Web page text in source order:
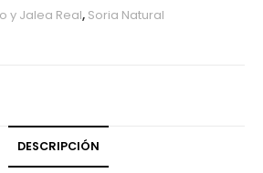
y Jalea Real, Soria Natural
DESCRIPCIÓN